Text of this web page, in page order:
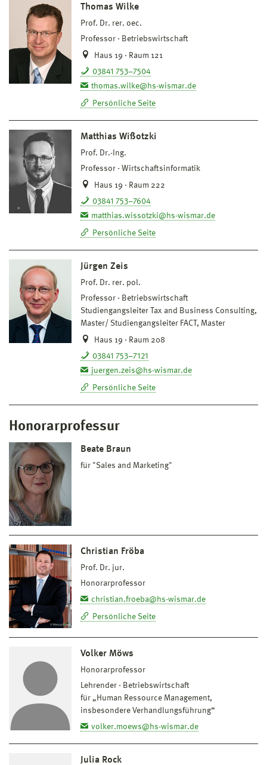
Thomas Wilke
Prof. Dr. rer. oec.
Professor
Betriebswirtschaft
Haus 19 · Raum 121
03841 753–7504
thomas.wilke@hs-wismar.de
Persönliche Seite
Matthias Wißotzki
Prof. Dr.-Ing.
Professor
Wirtschaftsinformatik
Haus 19 · Raum 222
03841 753–7604
matthias.wissotzki@hs-wismar.de
Persönliche Seite
Jürgen Zeis
Prof. Dr. rer. pol.
Professor
Betriebswirtschaft
Studiengangsleiter Tax and Business Consulting,
Master/ Studiengangsleiter FACT, Master
Haus 19 · Raum 208
03841 753–7121
juergen.zeis@hs-wismar.de
Persönliche Seite
Honorarprofessur
Beate Braun
für "Sales and Marketing"
Christian Fröba
Prof. Dr. jur.
Honorarprofessor
christian.froeba@hs-wismar.de
Persönliche Seite
Volker Möws
Honorarprofessor
Lehrender
Betriebswirtschaft
für „Human Ressource Management,
insbesondere Verhandlungsführung“
volker.moews@hs-wismar.de
Julia Rock